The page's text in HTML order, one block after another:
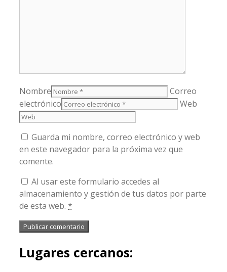
Nombre
Correo
electrónico
Web
Guarda mi nombre, correo electrónico y web
en este navegador para la próxima vez que
comente.
Al usar este formulario accedes al
almacenamiento y gestión de tus datos por parte
de esta web. *
Lugares cercanos: